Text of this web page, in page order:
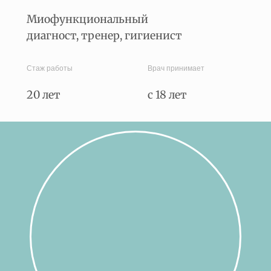
Миофункциональный
диагност, тренер, гигиенист
Стаж работы
20 лет
Врач принимает
c 18 лет